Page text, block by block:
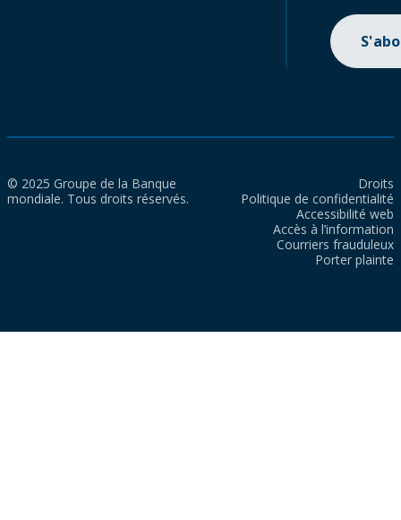
© 2025 Groupe de la Banque
mondiale. Tous droits réservés.
Droits
Politique de confidentialité
Accessibilité web
Accès à l’information
Courriers frauduleux
Porter plainte